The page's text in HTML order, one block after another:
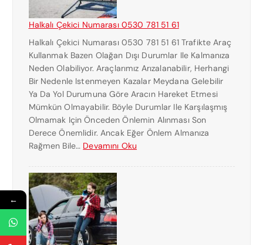
S
P
R
E
S
Ç
E
K
I
C
I
K
R
T
A
R
I
C
Halkalı Çekici Numarası 0530 781 51 61
Halkalı Çekici Numarası 0530 781 51 61 Trafikte Araç
Kullanmak Bazen Olağan Dışı Durumlar Ile Kalmanıza
Neden Olabiliyor. Araçlarımız Arızalanabilir, Herhangi
Bir Nedenle Istenmeyen Kazalar Meydana Gelebilir
Ya Da Yol Durumuna Göre Aracın Hareket Etmesi
Mümkün Olmayabilir. Böyle Durumlar Ile Karşılaşmış
Olmamak Için Önceden Önlemin Alınması Son
Derece Önemlidir. Ancak Eğer Önlem Almanıza
Rağmen Bile… Devamını Oku:
←